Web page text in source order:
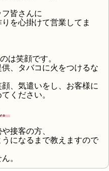
皆さんに
を心掛けて営業してま
は笑顔です。
、タバコに火をつけるな
、気遣いをし、お客様に
ください。
。
接客の方、
になるまで教えますので
。